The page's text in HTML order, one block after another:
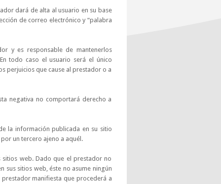
dará de alta al usuario en su base
de correo electrónico y “palabra
y es responsable de mantenerlos
todo caso el usuario será el único
perjuicios que cause al prestador o a
negativa no comportará derecho a
la información publicada en su sitio
un tercero ajeno a aquél.
web. Dado que el prestador no
sitios web, éste no asume ningún
manifiesta que procederá a